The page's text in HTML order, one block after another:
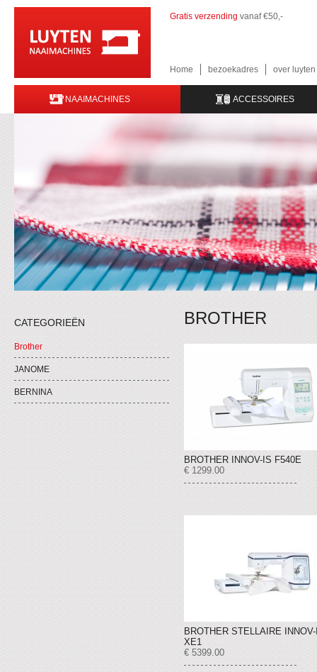
Gratis verzending vanaf €50,-
Home bezoekadres over
NAAIMACHINES ACCESSOIRES
CATEGORIEËN
Brother
JANOME
BERNINA
BROTHER
BROTHER INNOV-IS F540E
€ 1299.00
BROTHER STELLAIRE
XE1
€ 5399.00